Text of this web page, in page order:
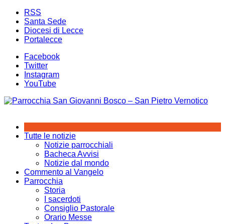
Salta
contenuto
RSS
Santa Sede
Diocesi di Lecce
Portalecce
Facebook
Twitter
Instagram
YouTube
Tutte le notizie
Notizie parrocchiali
Bacheca Avvisi
Notizie dal mondo
Commento al Vangelo
Parrocchia
Storia
I sacerdoti
Consiglio Pastorale
Orario Messe